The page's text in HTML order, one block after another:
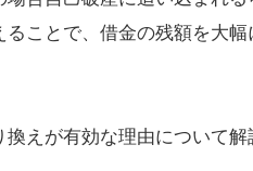
ことで、借金の残額を大幅
えが有効な理由について解